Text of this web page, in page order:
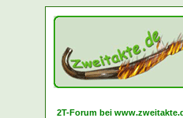
2T-Forum bei